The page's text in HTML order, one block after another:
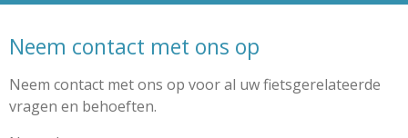
Neem contact met ons op
Neem contact met ons op voor al uw fietsgerelateerde
vragen en behoeften.